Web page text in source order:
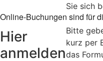
Sie sich
Online-Buchungen sind für
Hier
anmelden
Bitte
kurz per
das